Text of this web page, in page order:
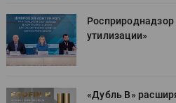
Росприроднадзор
утилизации»
«Дубль В»